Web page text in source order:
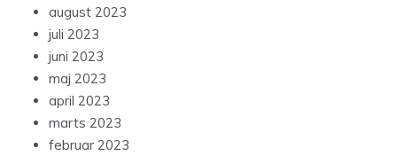
august 2023
juli 2023
juni 2023
maj 2023
april 2023
marts 2023
februar 2023